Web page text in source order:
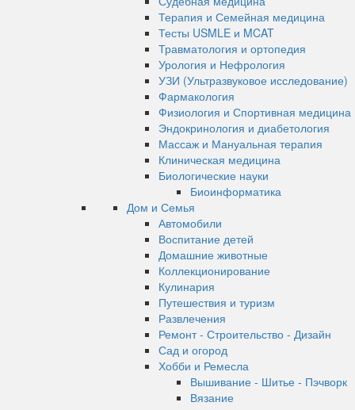
Терапия и Семейная медицина
Тесты USMLE и MCAT
Травматология и ортопедия
Урология и Нефрология
УЗИ (Ультразвуковое исследование)
Фармакология
Физиология и Спортивная медицина
Эндокринология и диабетология
Массаж и Мануальная терапия
Клиническая медицина
Биологические науки
Биоинформатика
Дом и Семья
Автомобили
Воспитание детей
Домашние животные
Коллекционирование
Кулинария
Путешествия и туризм
Развлечения
Ремонт - Строительство - Дизайн
Сад и огород
Хобби и Ремесла
Вышивание - Шитье - Пэчворк
Вязание